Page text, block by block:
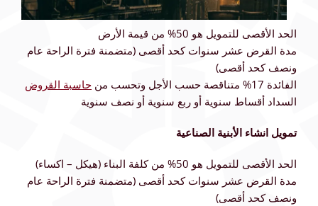
الحد الأقصى للتمويل هو 50% من قيمة الأرض
مدة القرض عشر سنوات كحد أقصى (متضمنة فترة الراحة عام
ونصف كحد أقصى)
الفائدة 17% متناقصة حسب الأجل وتحسب من
حاسبة القروض
السداد أقساط سنوية أو ربع سنوية أو نصف سنوية
تمويل انشاء الأبنية الصناعية
الحد الأقصى للتمويل هو 50% من كلفة البناء (هيكل – اكساء)
مدة القرض عشر سنوات كحد أقصى (متضمنة فترة الراحة عام
ونصف كحد أقصى)